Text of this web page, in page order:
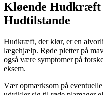
Kløende Hudkræft
Hudtilstande
Hudkræft, der klør, er en
lægehjælp. Røde pletter på
også være symptomer på
eksem.
Vær opmærksom på